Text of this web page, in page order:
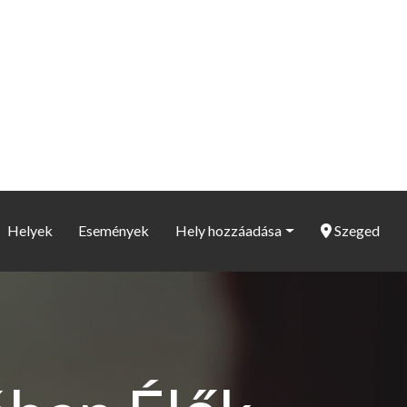
Helyek Események Hely hozzáadása Szeged